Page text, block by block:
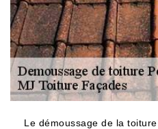
Le démoussage de la